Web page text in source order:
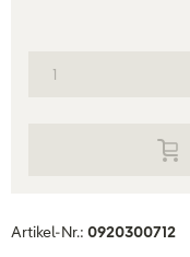
Artikel-Nr.: 0920300712